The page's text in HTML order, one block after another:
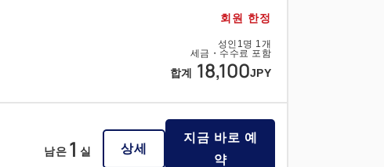
회원 한정
성인 1명 1개
세금・수수료 포함
합계 18,100JPY
남은 1 실 상세
지금 바로 예
약